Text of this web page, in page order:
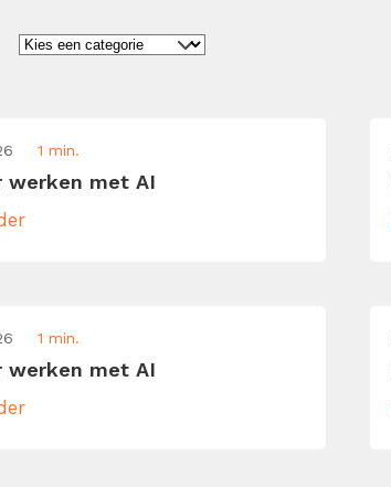
1 min.
werken met AI
1 min.
werken met AI